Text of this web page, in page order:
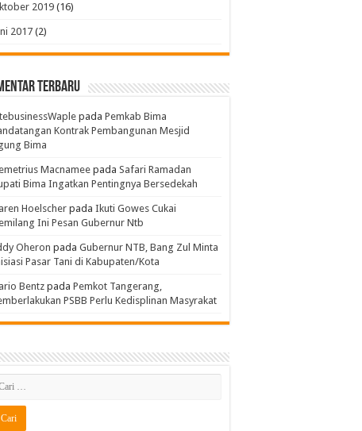
2019(16)
2017(2)
Terbaru
pada Pemkab Bima
Kontrak Pembangunan Mesjid
Bima
Macnamee pada Safari Ramadan
Bima Ingatkan Pentingnya Bersedekah
Hoelscherpada Ikuti Gowes Cukai
Ini Pesan Gubernur Ntb
Oheron pada Gubernur NTB, Bang Zul Minta
Pasar Tani di Kabupaten/Kota
Bentz pada Pemkot Tangerang,
PSBB Perlu Kedisplinan Masyrakat